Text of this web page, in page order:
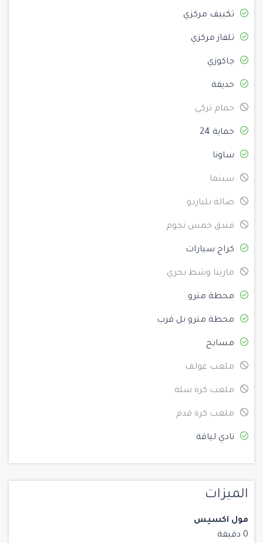
تكييف مركزي
تلفاز مركزي
جاكوزي
حديقة
حمام تركي
حماية 24
ساونا
سينما
صالة بلياردو
فندق خمس نجوم
كراج سيارات
مارينا وشط بحري
محطة مترو
محطة مترو بل قرب
مسابح
ملعب غولف
ملعب كرة سلة
ملعب كرة قدم
نادي لياقة
الميزات
مول اكسيس
0 دقيقة